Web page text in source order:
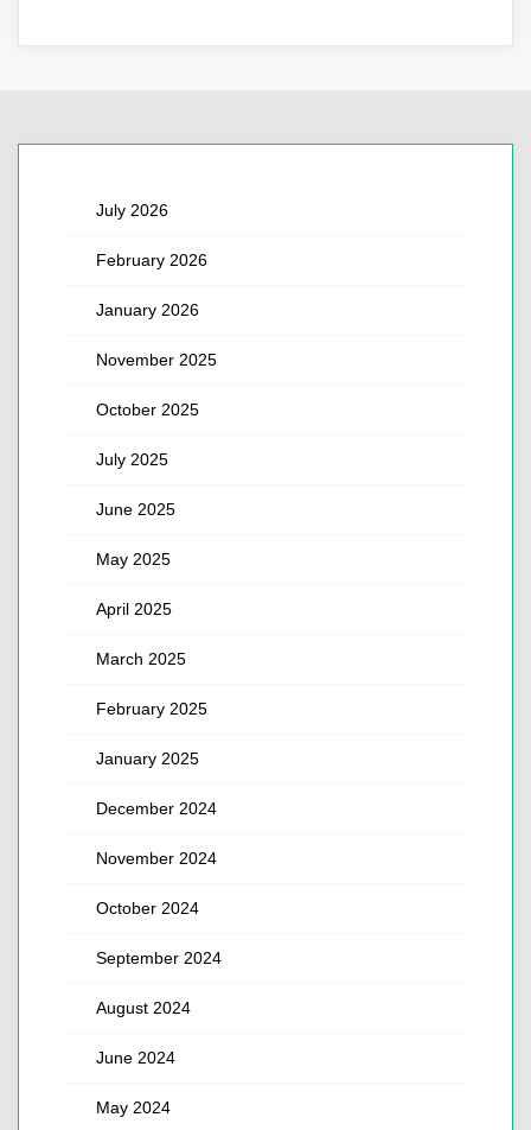
July 2026
February 2026
January 2026
November 2025
October 2025
July 2025
June 2025
May 2025
April 2025
March 2025
February 2025
January 2025
December 2024
November 2024
October 2024
September 2024
August 2024
June 2024
May 2024